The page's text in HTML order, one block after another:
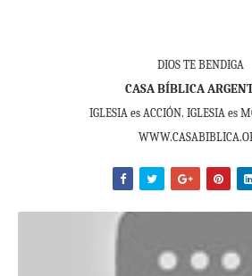
DIOS TE BENDIGA
CASA BÍBLICA
IGLESIA es ACCIÓN. IGLESIA es